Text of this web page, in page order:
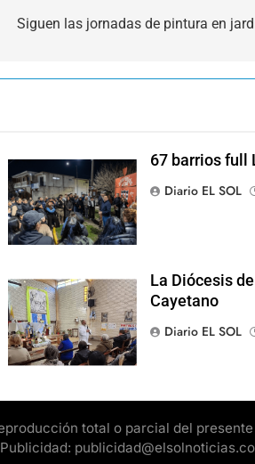
Siguen las jornadas de pintura en
67 barrios full
Diario EL SOL
La Diócesis
Cayetano
Diario EL SOL
total o parcial del